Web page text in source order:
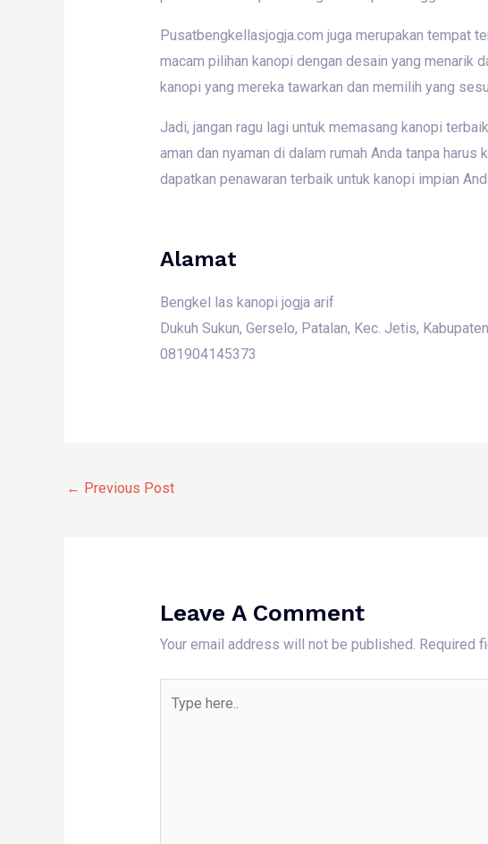
Pusatbengkellasjogja.com juga merupakan tempat
macam pilihan kanopi dengan desain yang menarik
kanopi yang mereka tawarkan dan memilih yang
Jadi, jangan ragu lagi untuk memasang kanopi
aman dan nyaman di dalam rumah Anda tanpa
dapatkan penawaran terbaik untuk kanopi impian
Alamat
Bengkel las kanopi jogja arif
Dukuh Sukun, Gerselo, Patalan, Kec. Jetis,
081904145373
← Previous Post
Leave A Comment
Your email address will not be published. Required